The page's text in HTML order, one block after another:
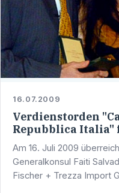
16.07.2009
Verdienstorden
Repubblica Italia"
Am 16. Juli 2009
Generalkonsul Faiti
Fischer + Trezza Import